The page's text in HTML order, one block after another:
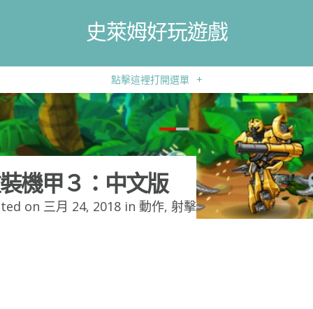
史萊姆好玩遊戲
點擊這裡打開選單 +
機甲３：中文版
on 三月 24, 2018 in 動作, 射擊